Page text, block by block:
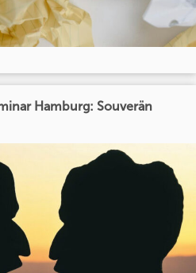
Hamburg: Souverän